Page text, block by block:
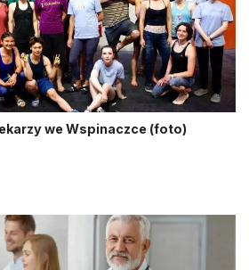
we Wspinaczce (foto)